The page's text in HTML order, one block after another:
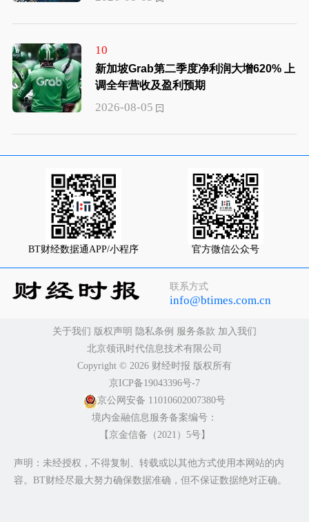
10
新加坡Grab第二季度净利润大增620% 上
调全年营收及盈利预期
2026-08-05
BT财经数据通APP/小程序 官方微信公众号
联系方式
info@btimes.com.cn
关于我们 版权声明 隐私条例 服务条款 加入我们
北京领讯时代信息技术有限公司
Copyright ©️ 2026 财经时报 版权所有
京ICP备19043396号-7
京公网安备 11010602007380号
境内金融信息服务备案编号：
【京金信备（2021）5号】
声明：未经授权，不得复制、转载或以其他方式使用本网站的内
容。BT财经尽最大努力确保数据准确，但不保证数据绝对正确。